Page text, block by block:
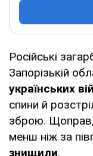
Російські
Запорізькій
українських
спини й
зброю.
менш ніж за
знищили.